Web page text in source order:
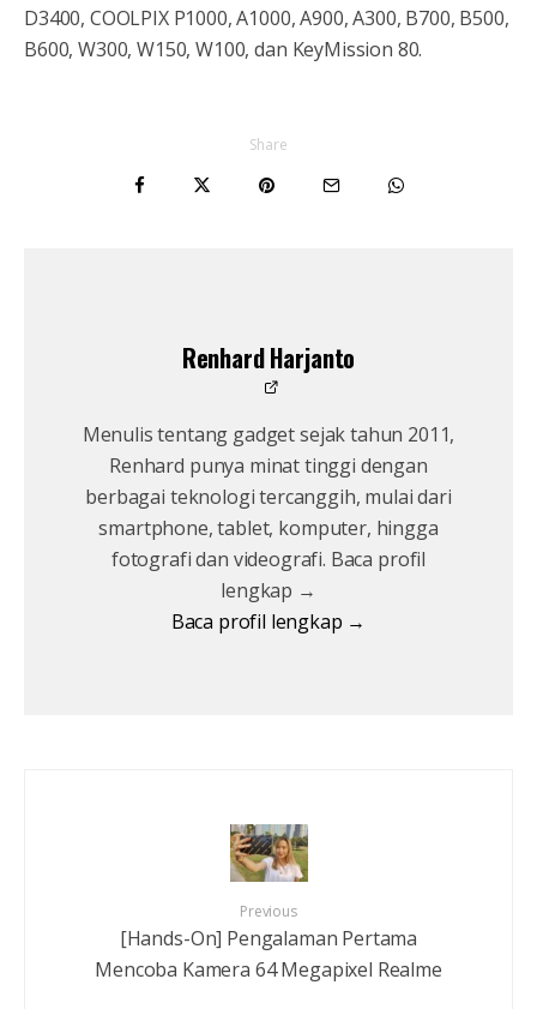
D3400, COOLPIX P1000, A1000, A900, A300, B700, B500,
B600, W300, W150, W100, dan KeyMission 80.
Share
Renhard Harjanto
Menulis tentang gadget sejak tahun 2011,
Renhard punya minat tinggi dengan
berbagai teknologi tercanggih, mulai dari
smartphone, tablet, komputer, hingga
fotografi dan videografi. Baca profil
lengkap →
Baca profil lengkap →
Previous
[Hands-On] Pengalaman Pertama
Mencoba Kamera 64 Megapixel Realme